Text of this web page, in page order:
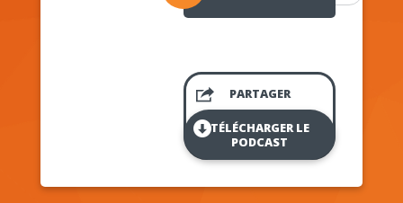
PARTAGER
TÉLÉCHARGER LE
PODCAST